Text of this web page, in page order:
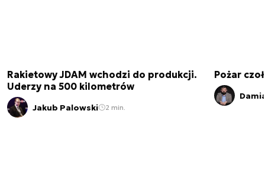
Rakietowy JDAM wchodzi do produkcji.
Uderzy na 500 kilometrów
Jakub Palowski 2 min.
Pożar